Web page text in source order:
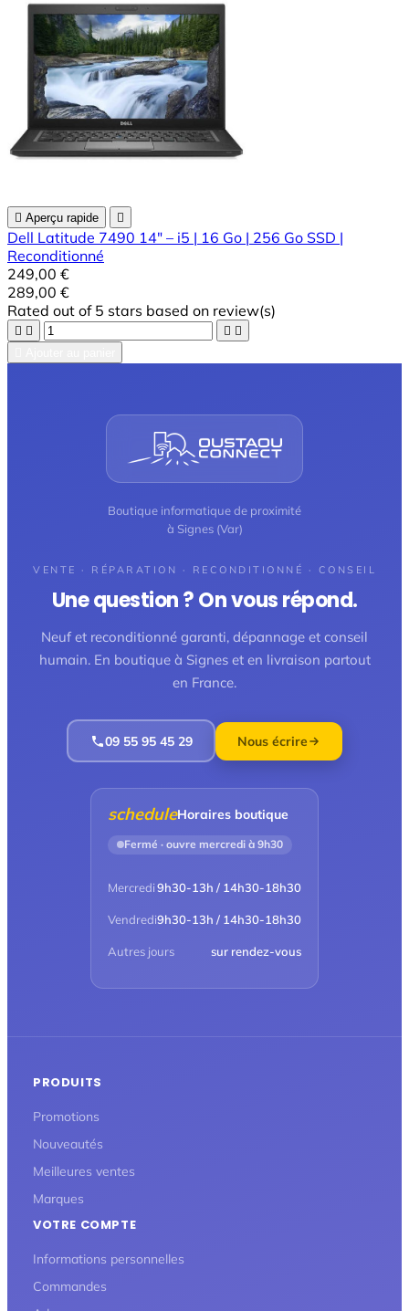
 Aperçu rapide 
Dell Latitude 7490 14" – i5 | 16 Go | 256 Go SSD |
Reconditionné
249,00 €
289,00 €
Rated out of 5 stars based on review(s)
   
Boutique informatique de proximité
à Signes (Var)
VENTE · RÉPARATION · RECONDITIONNÉ · CONSEIL
Une question ? On vous répond.
Neuf et reconditionné garanti, dépannage et conseil
humain. En boutique à Signes et en livraison partout
en France.
09 55 95 45 29 Nous écrire
scheduleHoraires boutique
Fermé · ouvre mercredi à 9h30
Mercredi9h30-13h / 14h30-18h30
Vendredi9h30-13h / 14h30-18h30
Autres jours sur rendez-vous
PRODUITS
Promotions
Nouveautés
Meilleures ventes
Marques
VOTRE COMPTE
Informations personnelles
Commandes